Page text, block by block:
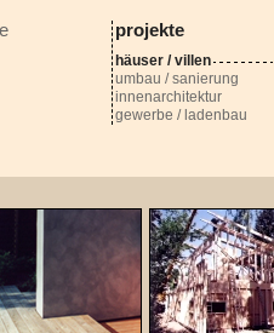
projekte
häuser / villen
umbau / sanierung
innenarchitektur
gewerbe / ladenbau